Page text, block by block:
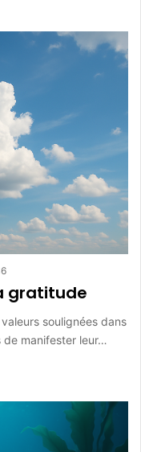
gratitude
soulignées dans
de manifester leur…